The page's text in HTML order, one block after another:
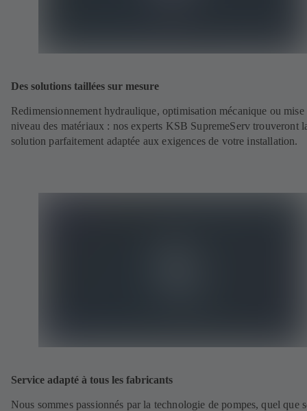
Des solutions taillées sur mesure
Redimensionnement hydraulique, optimisation mécanique ou mise
niveau des matériaux : nos experts KSB SupremeServ trouveront
solution parfaitement adaptée aux exigences de votre installation.
Service adapté à tous les fabricants
Nous sommes passionnés par la technologie de pompes, quel que